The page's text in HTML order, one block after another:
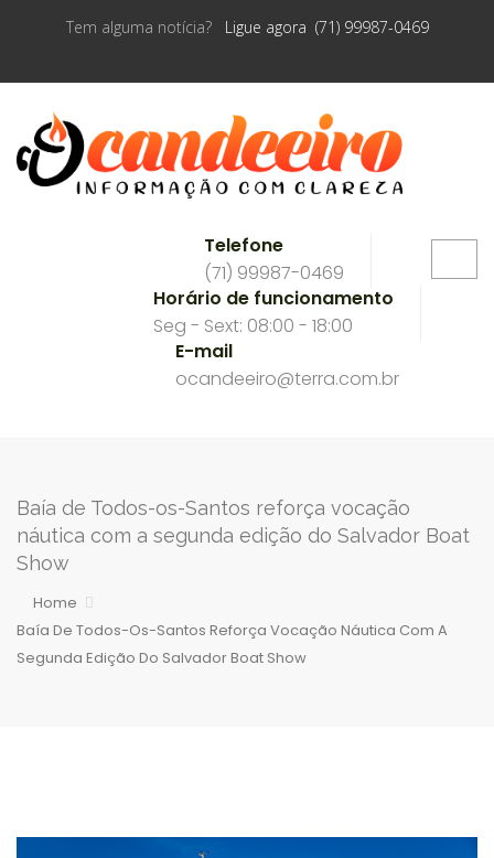
Tem alguma notícia? Ligue agora (71) 99987-0469
Telefone
(71) 99987-0469
Horário de funcionamento
Seg - Sext: 08:00 - 18:00
E-mail
ocandeeiro@terra.com.br
Baía de Todos-os-Santos reforça vocação
náutica com a segunda edição do Salvador Boat
Show
Home
Baía De Todos-Os-Santos Reforça Vocação Náutica Com A
Segunda Edição Do Salvador Boat Show